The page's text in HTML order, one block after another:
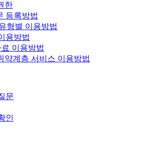
한
등록방법
형별 이용방법
용방법
이용방법
약계층 서비스 이용방법
문
인